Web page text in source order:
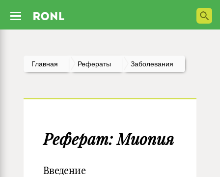
Главная Рефераты Заболевания
Реферат: Миопия
Введение